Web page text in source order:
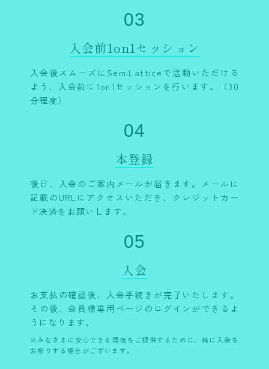
03
入会前1on1セッション
入会後スムーズにSemiLatticeで活動いただける
よう、入会前に1on1セッションを行います。（30
分程度）
04
本登録
後日、入会のご案内メールが届きます。メールに
記載のURLにアクセスいただき、クレジットカー
ド決済をお願いします。
05
入会
お支払の確認後、入会手続きが完了いたします。
その後、会員様専用ページのログインができるよ
うになります。
※みなさまに安心できる環境をご提供するために、稀に入会を
お断りする場合がございます。